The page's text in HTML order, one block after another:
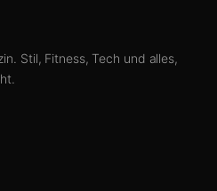
Stil, Fitness, Tech und alles,